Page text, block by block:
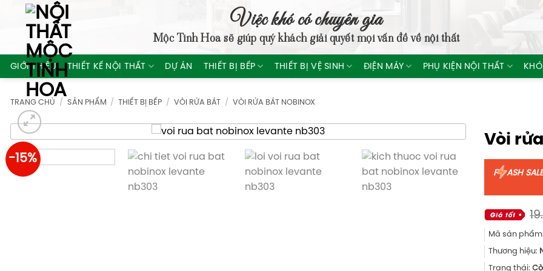
content
Việc khó có chuyên gia
Mộc Tinh Hoasẽ giúp quý khách giải quyết mọi vấn đề về nội thất
GIỚI THIỆU THIẾT KẾ NỘI THẤT DỰ ÁN THIẾT BỊ BẾP THIẾT BỊ VỆ SINH ĐIỆN MÁY PHỤ KIỆN NỘI THẤT
TRANG CHỦ / SẢN PHẨM / THIẾT BỊ BẾP / VÒI RỬA BÁT / VÒI RỬA BÁT NOBINOX
-15%
Vòi
F ASH SALE
Mã sản phẩm:
Thương hiệu:
Trạng thái: